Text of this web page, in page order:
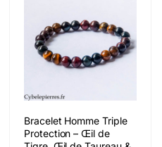
Bracelet Homme Triple
Protection – Œil de